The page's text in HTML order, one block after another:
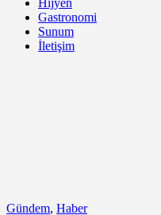
Hijyen
Gastronomi
Sunum
İletişim
Gündem, Haber